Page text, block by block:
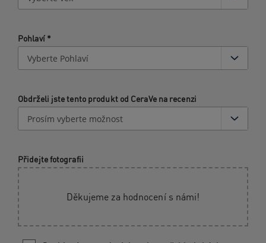
Pohlaví *
Obdrželi jste tento produkt od CeraVe na recenzi
Přidejte fotografii
Děkujeme za hodnocení s námi!